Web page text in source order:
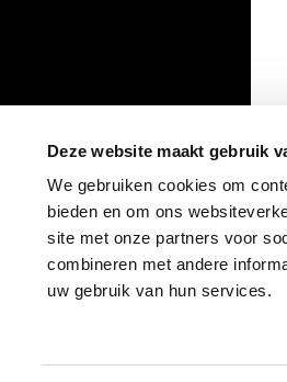
Deze website maakt gebruik
We gebruiken cookies om
bieden en om ons
site met onze partners voor
combineren met andere
uw gebruik van hun services.